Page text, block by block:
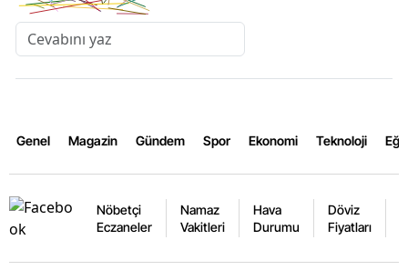
Genel Magazin Gündem Spor Ekonomi Teknoloji
Nöbetçi
Eczaneler
Namaz
Vakitleri
Hava
Durumu
Döviz
Fiyatları